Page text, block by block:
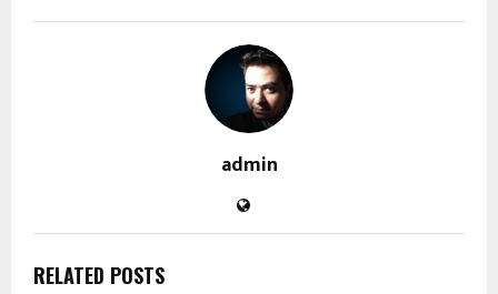
admin
RELATED POSTS